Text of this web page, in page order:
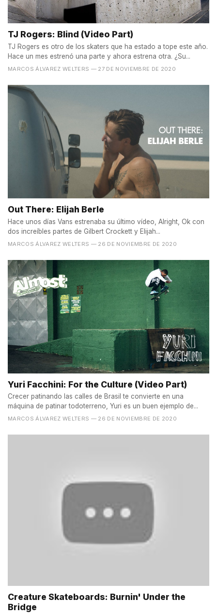
TJ Rogers: Blind (Video Part)
TJ Rogers es otro de los skaters que ha estado a tope este año.
Hace un mes estrenó una parte y ahora estrena otra. ¿Su...
MARCOS ÁLVAREZ WELTERS — 27 DE NOVIEMBRE DE 2020
Out There: Elijah Berle
Hace unos días Vans estrenaba su último vídeo, Alright, Ok con
dos increíbles partes de Gilbert Crockett y Elijah...
MARCOS ÁLVAREZ WELTERS — 26 DE NOVIEMBRE DE 2020
Yuri Facchini: For the Culture (Video Part)
Crecer patinando las calles de Brasil te convierte en una
máquina de patinar todoterreno, Yuri es un buen ejemplo de...
MARCOS ÁLVAREZ WELTERS — 26 DE NOVIEMBRE DE 2020
Creature Skateboards: Burnin' Under the
Bridge